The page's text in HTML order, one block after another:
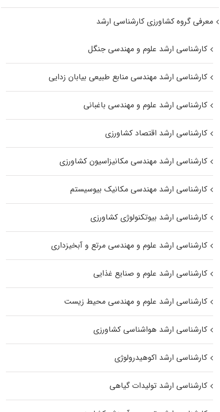
معرفی گروه کشاورزی کارشناسی ارشد
کارشناسی ارشد علوم و مهندسی جنگل
کارشناسی ارشد مهندسی منابع طبیعی بیابان زدایی
کارشناسی ارشد علوم و مهندسی باغبانی
کارشناسی ارشد اقتصاد کشاورزی
کارشناسی ارشد مهندسی مکانیزاسیون کشاورزی
کارشناسی ارشد مهندسی مکانیک بیوسیستم
کارشناسی ارشد بیوتکنولوژی کشاورزی
کارشناسی ارشد علوم و مهندسی مرتع و آبخیزداری
کارشناسی ارشد علوم و صنایع غذایی
کارشناسی ارشد علوم و مهندسی محیط زیست
کارشناسی ارشد هواشناسی کشاورزی
کارشناسی ارشد اکوهیدرولوژی
کارشناسی ارشد تولیدات گیاهی